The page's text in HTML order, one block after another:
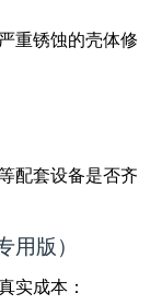
重锈蚀的壳体修
配套设备是否齐
用版）
实成本：